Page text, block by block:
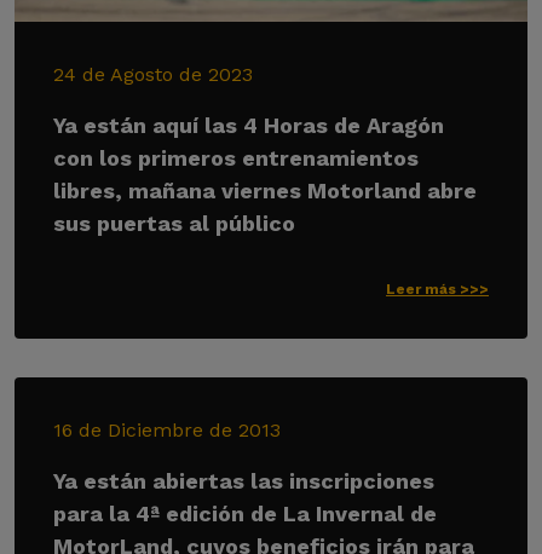
24 de Agosto de 2023
Ya están aquí las 4 Horas de Aragón
con los primeros entrenamientos
libres, mañana viernes Motorland abre
sus puertas al público
Leer más >>>
16 de Diciembre de 2013
Ya están abiertas las inscripciones
para la 4ª edición de La Invernal de
MotorLand, cuyos beneficios irán para